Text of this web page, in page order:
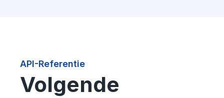
API-Referentie
Volgende